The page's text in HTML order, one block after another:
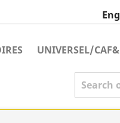
UNIVERSEL/